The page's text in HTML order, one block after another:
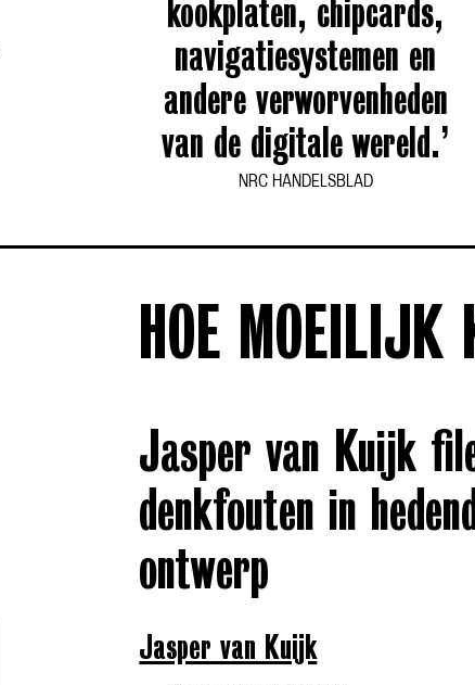
kookplaten, chipcards,
navigatiesystemen en
andere verworvenheden
van de digitale wereld.’
NRC HANDELSBLAD
HOE
Jasper van Kuijk
denkfouten in
ontwerp
Jasper van Kuijk